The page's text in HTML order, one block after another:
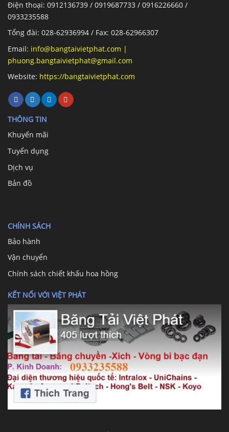
Điện thoại: 0912136739 / 0919687733 / 0916226660 /
0933235588
Tổng đài: 028-62936994 / Fax: 028-62966307
Email: info@bangtaivietphat.com |
phuong.bangtaivietphat@gmail.com
Website: https://bangtaivietphat.com
THÔNG TIN
Khuyến mãi
Tuyển dụng
Dịch vụ
Bản đồ
CHÍNH SÁCH
Bảo hành
Vận chuyển
Chính sách chiết khấu hoa hồng
KẾT NỐI VỚI VIỆT PHÁT